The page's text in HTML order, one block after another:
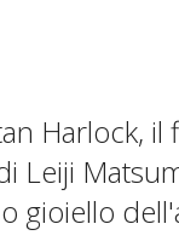
Harlock,
Leiji
gioiello